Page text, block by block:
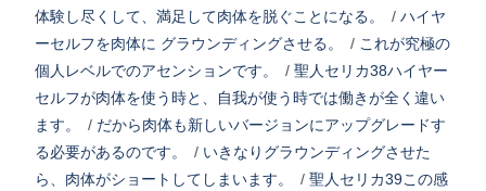
体験し尽くして、満足して肉体を脱ぐことになる。
/ ハイヤ
ーセルフを肉体に グラウンディングさせる。
/ これが究極の
個人レベルでのアセンションです。
/ 聖人セリカ38ハイヤー
セルフが肉体を使う時と、自我が使う時では働きが全く違い
ます。
/ だから肉体も新しいバージョンにアップグレードす
る必要があるのです。
/ いきなりグラウンディングさせた
ら、肉体がショートしてしまいます。
/ 聖人セリカ39この感